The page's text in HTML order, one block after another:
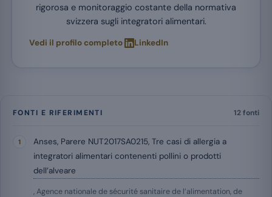
rigorosa e monitoraggio costante della normativa
svizzera sugli integratori alimentari.
Vedi il profilo completo· LinkedIn
FONTI E RIFERIMENTI 12 fonti
Anses, Parere NUT2017SA0215, Tre casi di allergia a
integratori alimentari contenenti pollini o prodotti
dell’alveare
, Agence nationale de sécurité sanitaire de l’alimentation, de